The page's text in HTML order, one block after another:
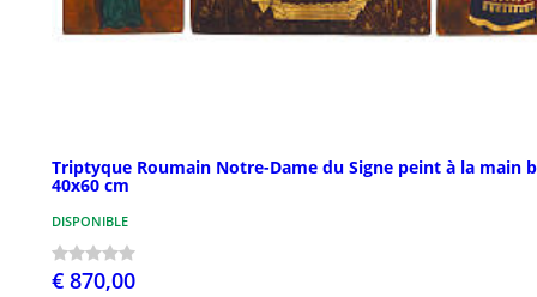
Triptyque Roumain Notre-Dame du Signe peint à la main
40x60 cm
DISPONIBLE
€ 870,00